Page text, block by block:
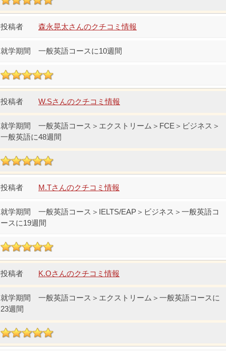
森永晃太さんのクチコミ情報
一般英語コースに10週間
W.Sさんのクチコミ情報
一般英語コース＞エクストリーム＞FCE＞ビジネス＞
一般英語に48週間
M.Tさんのクチコミ情報
一般英語コース＞IELTS/EAP＞ビジネス＞一般英語コ
ースに19週間
K.Oさんのクチコミ情報
一般英語コース＞エクストリーム＞一般英語コースに
23週間